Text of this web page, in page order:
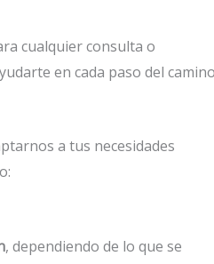
cualquier consulta o
en cada paso del
a tus necesidades
, dependiendo de lo que se